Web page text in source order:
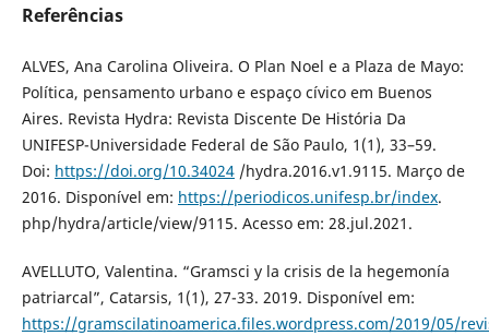
Referências
ALVES, Ana Carolina Oliveira. O Plan Noel e a Plaza de Mayo:
Política, pensamento urbano e espaço cívico em Buenos
Aires. Revista Hydra: Revista Discente De História Da
UNIFESP-Universidade Federal de São Paulo, 1(1), 33–59.
Doi: https://doi.org/10.34024/hydra.2016.v1.9115. Março de
2016. Disponível em: https://periodicos.unifesp.br/index.
php/hydra/article/view/9115. Acesso em: 28.jul.2021.
AVELLUTO, Valentina. “Gramsci y la crisis de la hegemonía
patriarcal”, Catarsis, 1(1), 27-33. 2019. Disponível em:
https://gramscilatinoamerica.files.wordpress.com/2019/05/